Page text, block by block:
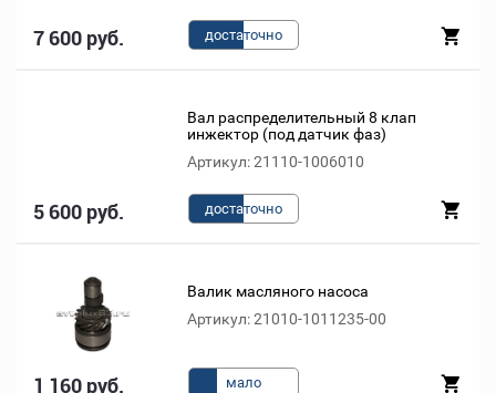
7 600 руб. достаточно
Вал распределительный 8 клап
инжектор (под датчик фаз)
Артикул: 21110-1006010
5 600 руб. достаточно
Валик масляного насоса
Артикул: 21010-1011235-00
1 160 руб. мало